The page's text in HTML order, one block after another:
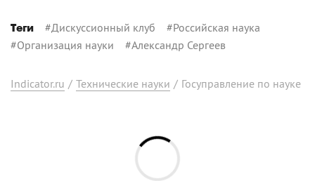
Теги #Дискуссионный клуб #Российская наука
#Организация науки #Александр Сергеев
Indicator.ru / Технические науки / Госуправление по науке